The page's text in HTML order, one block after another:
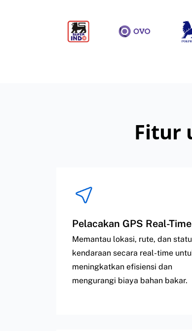
Fitur
Pelacakan GPS Real-Time
Memantau lokasi, rute, dan
kendaraan secara real-time
meningkatkan efisiensi dan
mengurangi biaya bahan bakar.